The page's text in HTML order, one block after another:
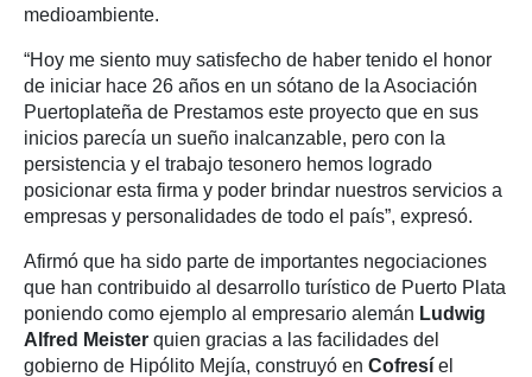
medioambiente.
“Hoy me siento muy satisfecho de haber tenido el honor
de iniciar hace 26 años en un sótano de la Asociación
Puertoplateña de Prestamos este proyecto que en sus
inicios parecía un sueño inalcanzable, pero con la
persistencia y el trabajo tesonero hemos logrado
posicionar esta firma y poder brindar nuestros servicios a
empresas y personalidades de todo el país”, expresó.
Afirmó que ha sido parte de importantes negociaciones
que han contribuido al desarrollo turístico de Puerto Plata
poniendo como ejemplo al empresario alemán Ludwig
Alfred Meister quien gracias a las facilidades del
gobierno de Hipólito Mejía, construyó en Cofresí el